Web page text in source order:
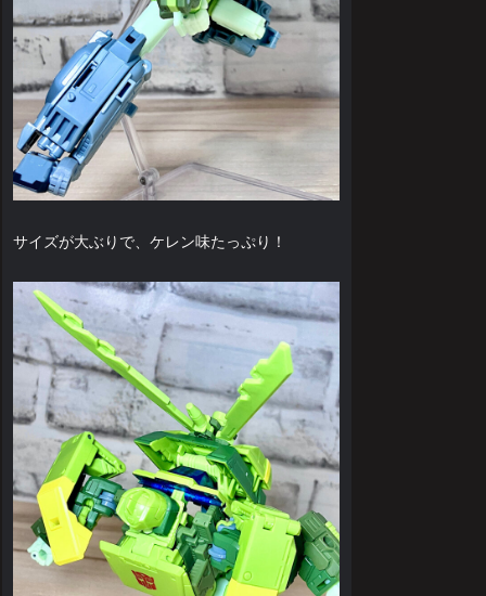
サイズが大ぶりで、ケレン味たっぷり！